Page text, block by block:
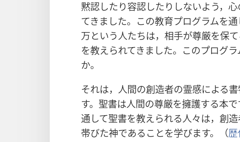
黙認したり容認したりしないよう，
てきました。この教育プログラムを
万という人たちは，相手が尊厳を保
を教えられてきました。このプログ
か。
それは，人間の創造者の霊感による
す。聖書は人間の尊厳を擁護する本
通して聖書を教えられる人々は，創
帯びた神であることを学びます。（